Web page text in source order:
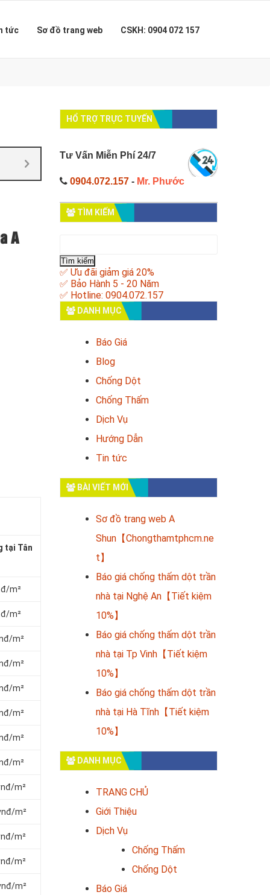
tức Sơ đồ trang web CSKH: 0904 072 157
A
tại Tân
m²
m²
m²
m²
m²
m²
m²
m²
m²
m²
m²
m²
m²
HỔ TRỢ TRỰC TUYẾN
Tư Vấn Miễn Phí 24/7
0904.072.157- Mr. Phước
TÌM KIẾM
cho:
✅ Ưu đãi giảm giá 20%
✅ Bảo Hành 5 - 20 Năm
✅ Hotline: 0904.072.157
DANH MỤC
Báo Giá
Blog
Chống Dột
Chống Thấm
Dịch Vụ
Hướng Dẫn
Tin tức
BÀI VIẾT MỚI
Sơ đồ trang web A
Shun【Chongthamtphcm.ne
t】
Báo giá chống thấm dột trần
nhà tại Nghệ An【Tiết kiệm
10%】
Báo giá chống thấm dột trần
nhà tại Tp Vinh【Tiết kiệm
10%】
Báo giá chống thấm dột trần
nhà tại Hà Tĩnh【Tiết kiệm
10%】
DANH MỤC
TRANG CHỦ
Giới Thiệu
Dịch Vụ
Chống Thấm
Chống Dột
Báo Giá